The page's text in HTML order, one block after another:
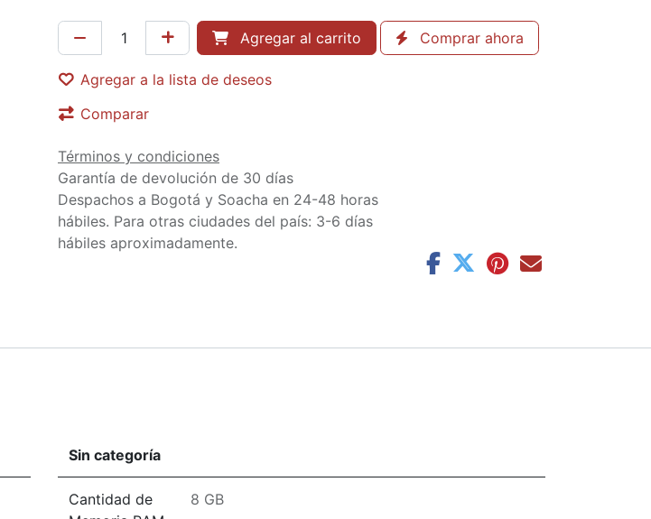
Agregar al carrito Comprar ahora
Agregar a la lista de deseos
Comparar
Términos y condiciones
Garantía de devolución de 30 días
Despachos a Bogotá y Soacha en 24-48 horas
hábiles. Para otras ciudades del país: 3-6 días
hábiles aproximadamente.
Sin categoría
Cantidad de
8 GB